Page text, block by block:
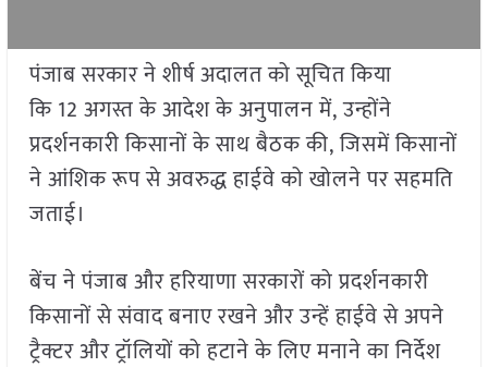
पंजाब सरकार ने शीर्ष अदालत को सूचित किया
कि 12 अगस्त के आदेश के अनुपालन में, उन्होंने
प्रदर्शनकारी किसानों के साथ बैठक की, जिसमें किसानों
ने आंशिक रूप से अवरुद्ध हाईवे को खोलने पर सहमति
जताई।
बेंच ने पंजाब और हरियाणा सरकारों को प्रदर्शनकारी
किसानों से संवाद बनाए रखने और उन्हें हाईवे से अपने
ट्रैक्टर और ट्रॉलियों को हटाने के लिए मनाने का निर्देश